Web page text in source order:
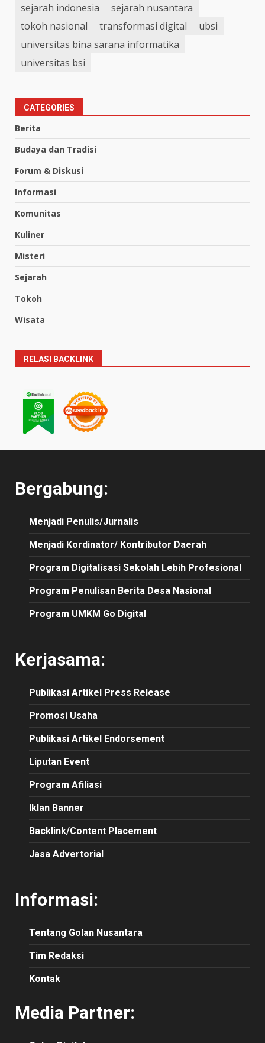
sejarah indonesia
sejarah nusantara
tokoh nasional
transformasi digital
ubsi
universitas bina sarana informatika
universitas bsi
CATEGORIES
Berita
Budaya dan Tradisi
Forum & Diskusi
Informasi
Komunitas
Kuliner
Misteri
Sejarah
Tokoh
Wisata
RELASI BACKLINK
Bergabung:
Menjadi Penulis/Jurnalis
Menjadi Kordinator/ Kontributor Daerah
Program Digitalisasi Sekolah Lebih Profesional
Program Penulisan Berita Desa Nasional
Program UMKM Go Digital
Kerjasama:
Publikasi Artikel Press Release
Promosi Usaha
Publikasi Artikel Endorsement
Liputan Event
Program Afiliasi
Iklan Banner
Backlink/Content Placement
Jasa Advertorial
Informasi:
Tentang Golan Nusantara
Tim Redaksi
Kontak
Media Partner: